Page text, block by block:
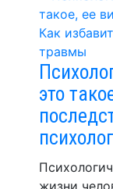
это
жизни